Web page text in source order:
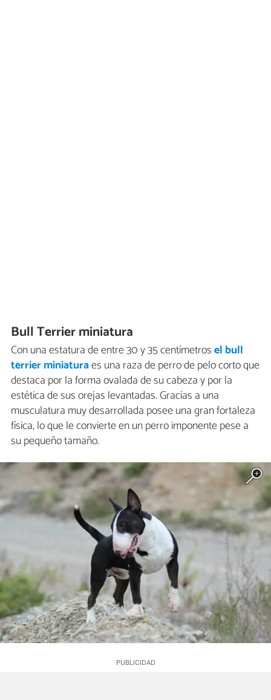
Bull Terrier miniatura
Con una estatura de entre 30 y 35 centímetrosel bull
terrier miniaturaes una raza de perro de pelo corto que
destaca por la forma ovalada de su cabeza y por la
estética de sus orejas levantadas. Gracias a una
musculatura muy desarrollada posee una gran fortaleza
física, lo que le convierte en un perro imponente pese a
su pequeño tamaño.